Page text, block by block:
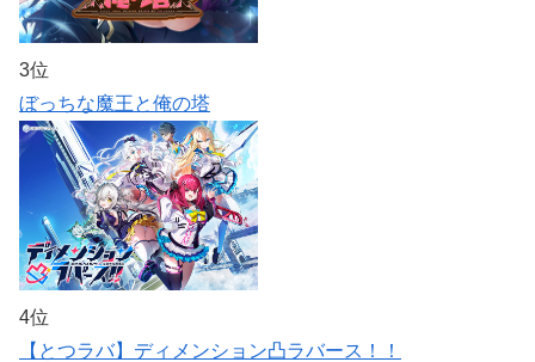
3位
ぼっちな魔王と俺の塔
4位
【とつラバ】ディメンション凸ラバース！！